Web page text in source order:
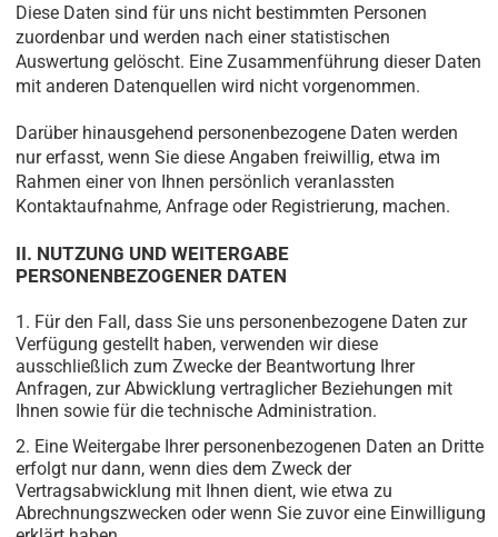
Diese Daten sind für uns nicht bestimmten Personen
zuordenbar und werden nach einer statistischen
Auswertung gelöscht. Eine Zusammenführung dieser Daten
mit anderen Datenquellen wird nicht vorgenommen.
Darüber hinausgehend personenbezogene Daten werden
nur erfasst, wenn Sie diese Angaben freiwillig, etwa im
Rahmen einer von Ihnen persönlich veranlassten
Kontaktaufnahme, Anfrage oder Registrierung, machen.
II. NUTZUNG UND WEITERGABE
PERSONENBEZOGENER DATEN
Für den Fall, dass Sie uns personenbezogene Daten zur
Verfügung gestellt haben, verwenden wir diese
ausschließlich zum Zwecke der Beantwortung Ihrer
Anfragen, zur Abwicklung vertraglicher Beziehungen mit
Ihnen sowie für die technische Administration.
Eine Weitergabe Ihrer personenbezogenen Daten an Dritte
erfolgt nur dann, wenn dies dem Zweck der
Vertragsabwicklung mit Ihnen dient, wie etwa zu
Abrechnungszwecken oder wenn Sie zuvor eine Einwilligung